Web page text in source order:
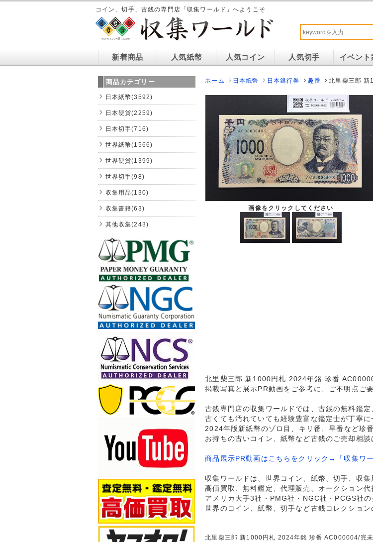
コイン、切手、古銭の専門店「収集ワールド」へようこそ
新着商品 人気紙幣 人気コイン 人気切手 イベント
ホーム 日本紙幣 日本銀行券 趣番 北里柴三郎
画像をクリックしてください
北里柴三郎 新1000円札 2024年銘 珍番
掲載写真と展示PR動画をご参考に、ご不明点ご
古銭専門店の収集ワールドでは、古銭の無料鑑
古くても汚れていても経験豊富な鑑定士が丁寧
2024年版新紙幣のゾロ目、キリ番、早番など珍
お持ちの古いコイン、紙幣など古銭のご売却相
商品展示PR動画はこちらをクリック→「収集ワ
収集ワールドは、世界コイン、紙幣、切手、収集
高価買取、無料鑑定、代理販売、オークション代
アメリカ大手3社・PMG社・NGC社・PCGS社
世界のコイン、紙幣、切手など古銭コレクション
北里柴三郎 新1000円札 2024年銘 珍番 AC000004/完
商品カテゴリー
日本紙幣(3592)
日本硬貨(2259)
日本切手(716)
世界紙幣(1566)
世界硬貨(1399)
世界切手(98)
収集用品(130)
収集書籍(63)
其他収集(243)